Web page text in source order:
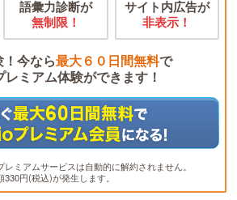
語彙力診断が
無制限！
サイト内広告が
非表示！
！今なら最大６０日間無料で
ミアム体験ができます！
ミアムサービスは自動的に解約されません。
円(税込)が発生します。